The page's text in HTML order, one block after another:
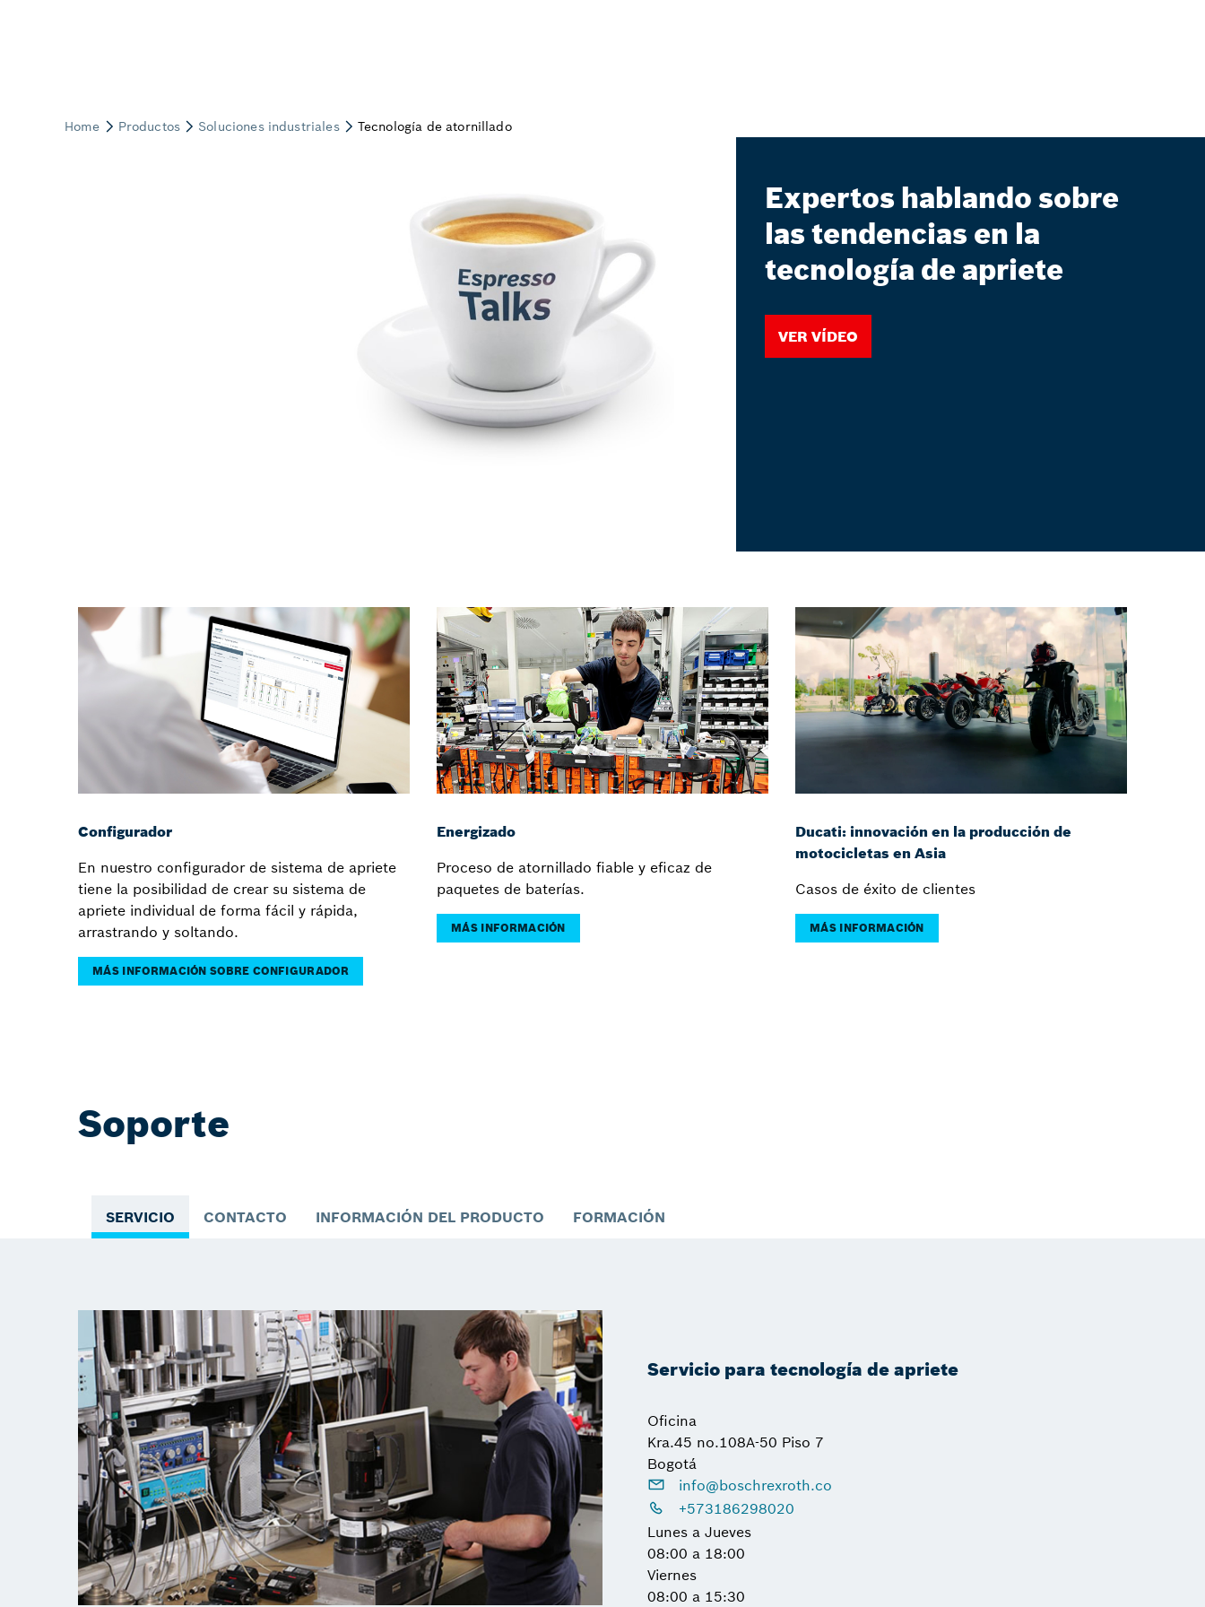
Expertos hablando sobre
las tendencias en la
tecnología de apriete
Ver vídeo
Configurador
En nuestro configurador de sistema de apriete
tiene la posibilidad de crear su sistema de
apriete individual de forma fácil y rápida,
arrastrando y soltando.
MÁS INFORMACIÓN SOBRE CONFIGURADOR
Energizado
Proceso de atornillado fiable y eficaz de
paquetes de baterías.
MÁS INFORMACIÓN
Ducati: innovación en la producción de
motocicletas en Asia
Casos de éxito de clientes
MÁS INFORMACIÓN
Soporte
SERVICIO CONTACTO INFORMACIÓN DEL PRODUCTO FORMACIÓN
Servicio para tecnología de apriete
Oficina
Kra.45 no.108A-50 Piso 7
Bogotá
info@boschrexroth.co
+573186298020
Lunes a Jueves
08:00 a 18:00
Viernes
08:00 a 15:30